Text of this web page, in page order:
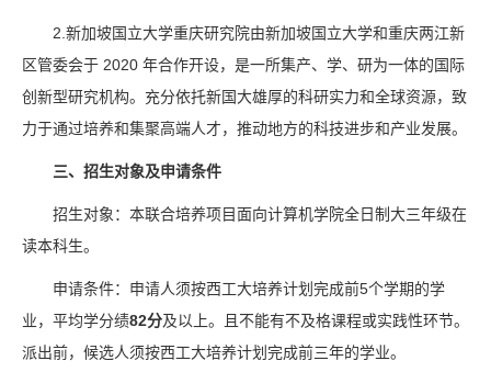
2.新加坡国立大学重庆研究院由新加坡国立大学和重庆两江新
区管委会于 2020 年合作开设，是一所集产、学、研为一体的国际
创新型研究机构。充分依托新国大雄厚的科研实力和全球资源，致
力于通过培养和集聚高端人才，推动地方的科技进步和产业发展。
三、招生对象及申请条件
招生对象：本联合培养项目面向计算机学院全日制大三年级在
读本科生。
申请条件：申请人须按西工大培养计划完成前5个学期的学
业，平均学分绩82分及以上。且不能有不及格课程或实践性环节。
派出前，候选人须按西工大培养计划完成前三年的学业。